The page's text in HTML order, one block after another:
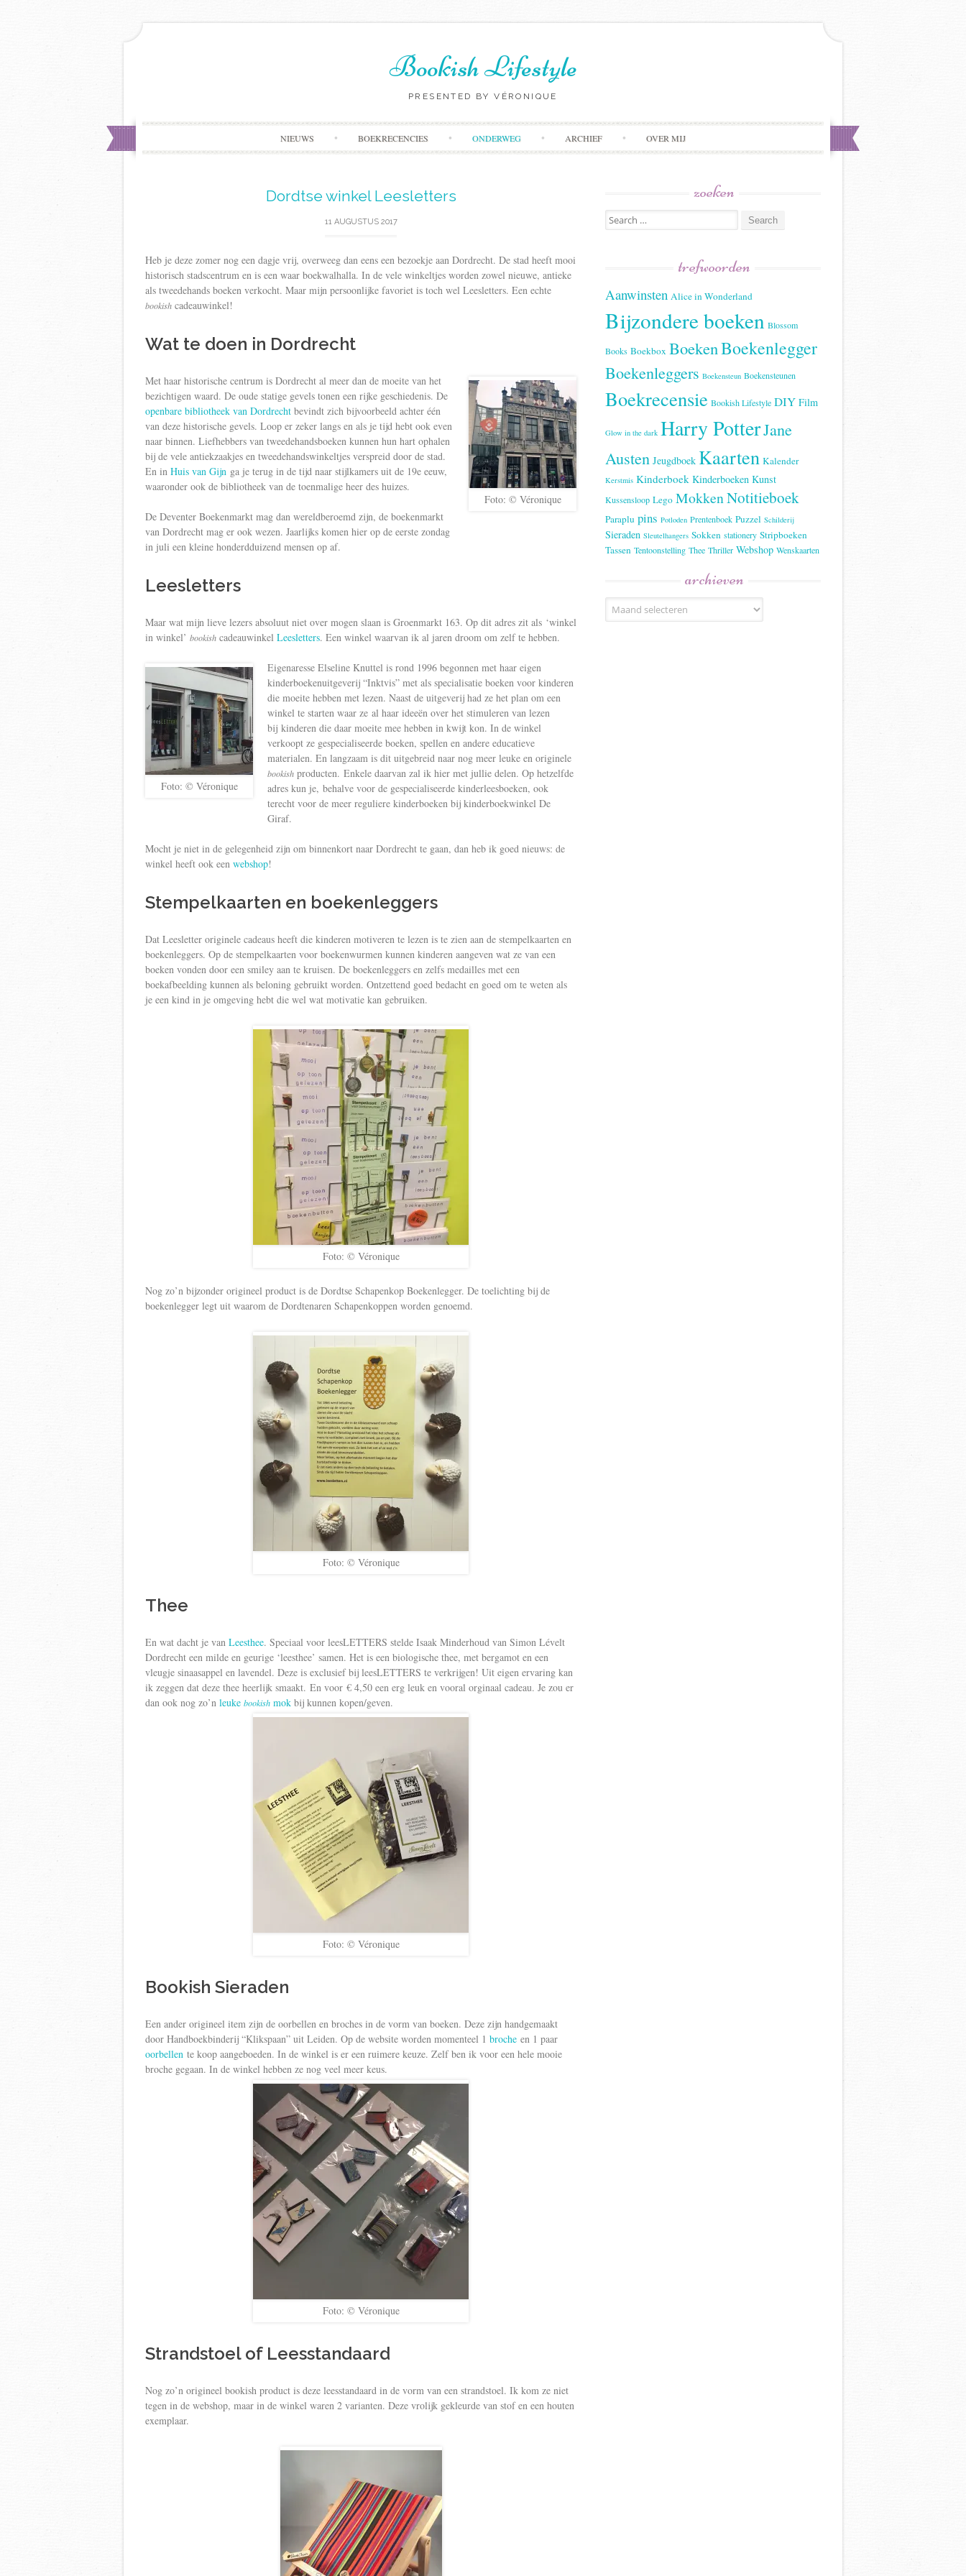
Bookish Lifestyle
PRESENTED BY VÉRONIQUE
Skip
to
NIEUWS BOEKRECENCIES ONDERWEG ARCHIEF OVER MIJ
Dordtse winkel Leesletters
11 AUGUSTUS 2017
Heb je deze zomer nog een dagje vrij, overweeg dan eens een bezoekje aan Dordrecht. De stad heeft mooi
historisch stadscentrum en is een waar boekwalhalla. In de vele winkeltjes worden zowel nieuwe, antieke
als tweedehands boeken verkocht. Maar mijn persoonlijke favoriet is toch wel Leesletters. Een echte
bookish cadeauwinkel!
Wat te doen in Dordrecht
Foto: © Véronique
Met haar historische centrum is Dordrecht al meer dan de moeite van het
bezichtigen waard. De oude statige gevels tonen een rijke geschiedenis. De
openbare bibliotheek van Dordrecht bevindt zich bijvoorbeeld achter één
van deze historische gevels. Loop er zeker langs en als je tijd hebt ook even
naar binnen. Liefhebbers van tweedehandsboeken kunnen hun hart ophalen
bij de vele antiekzaakjes en tweedehandswinkeltjes verspreid door de stad.
En in Huis van Gijn ga je terug in de tijd naar stijlkamers uit de 19e eeuw,
waaronder ook de bibliotheek van de toenmalige heer des huizes.
De Deventer Boekenmarkt mag dan wereldberoemd zijn, de boekenmarkt
van Dordrecht mag er ook wezen. Jaarlijks komen hier op de eerste zondag
in juli een kleine honderdduizend mensen op af.
Leesletters
Maar wat mijn lieve lezers absoluut niet over mogen slaan is Groenmarkt 163. Op dit adres zit als ‘winkel
in winkel’ bookish cadeauwinkel Leesletters. Een winkel waarvan ik al jaren droom om zelf te hebben.
Foto: © Véronique
Eigenaresse Elseline Knuttel is rond 1996 begonnen met haar eigen
kinderboekenuitgeverij “Inktvis” met als specialisatie boeken voor kinderen
die moeite hebben met lezen. Naast de uitgeverij had ze het plan om een
winkel te starten waar ze al haar ideeën over het stimuleren van lezen
bij kinderen die daar moeite mee hebben in kwijt kon. In de winkel
verkoopt ze gespecialiseerde boeken, spellen en andere educatieve
materialen. En langzaam is dit uitgebreid naar nog meer leuke en originele
bookish producten. Enkele daarvan zal ik hier met jullie delen. Op hetzelfde
adres kun je, behalve voor de gespecialiseerde kinderleesboeken, ook
terecht voor de meer reguliere kinderboeken bij kinderboekwinkel De
Giraf.
Mocht je niet in de gelegenheid zijn om binnenkort naar Dordrecht te gaan, dan heb ik goed nieuws: de
winkel heeft ook een webshop!
Stempelkaarten en boekenleggers
Dat Leesletter originele cadeaus heeft die kinderen motiveren te lezen is te zien aan de stempelkaarten en
boekenleggers. Op de stempelkaarten voor boekenwurmen kunnen kinderen aangeven wat ze van een
boeken vonden door een smiley aan te kruisen. De boekenleggers en zelfs medailles met een
boekafbeelding kunnen als beloning gebruikt worden. Ontzettend goed bedacht en goed om te weten als
je een kind in je omgeving hebt die wel wat motivatie kan gebruiken.
Foto: © Véronique
Nog zo’n bijzonder origineel product is de Dordtse Schapenkop Boekenlegger. De toelichting bij de
boekenlegger legt uit waarom de Dordtenaren Schapenkoppen worden genoemd.
Foto: © Véronique
Thee
En wat dacht je van Leesthee. Speciaal voor leesLETTERS stelde Isaak Minderhoud van Simon Lévelt
Dordrecht een milde en geurige ‘leesthee’ samen. Het is een biologische thee, met bergamot en een
vleugje sinaasappel en lavendel. Deze is exclusief bij leesLETTERS te verkrijgen! Uit eigen ervaring kan
ik zeggen dat deze thee heerlijk smaakt. En voor € 4,50 een erg leuk en vooral orginaal cadeau. Je zou er
dan ook nog zo’n leuke bookish mok bij kunnen kopen/geven.
Foto: © Véronique
Bookish Sieraden
Een ander origineel item zijn de oorbellen en broches in de vorm van boeken. Deze zijn handgemaakt
door Handboekbinderij “Klikspaan” uit Leiden. Op de website worden momenteel 1 broche en 1 paar
oorbellen te koop aangeboeden. In de winkel is er een ruimere keuze. Zelf ben ik voor een hele mooie
broche gegaan. In de winkel hebben ze nog veel meer keus.
Foto: © Véronique
Strandstoel of Leesstandaard
Nog zo’n origineel bookish product is deze leesstandaard in de vorm van een strandstoel. Ik kom ze niet
tegen in de webshop, maar in de winkel waren 2 varianten. Deze vrolijk gekleurde van stof en een houten
exemplaar.
zoeken
Search
for:
trefwoorden
Aanwinsten Alice in Wonderland
Bijzondere boeken Blossom
Books Boekbox BoekenBoekenlegger
Boekenleggers Boekensteun Boekensteunen
Boekrecensie Bookish Lifestyle DIY Film
Glow in the dark Harry PotterJane
Austen Jeugdboek Kaarten Kalender
Kerstmis Kinderboek Kinderboeken Kunst
Kussensloop Lego MokkenNotitieboek
Paraplu pins Potloden Prentenboek Puzzel Schilderij
Sieraden Sleutelhangers Sokken stationery Stripboeken
Tassen Tentoonstelling Thee Thriller Webshop Wenskaarten
archieven
Archieven